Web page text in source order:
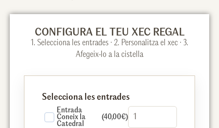
CONFIGURA EL TEU XEC REGAL
1. Selecciona les entrades · 2. Personalitza el xec · 3.
Afegeix-lo a la cistella
Selecciona les entrades
Entrada
Coneix la
Catedral
(40,00€)